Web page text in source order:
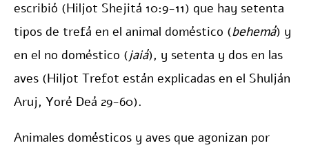
escribió (Hiljot Shejitá 10:9-11) que hay setenta
tipos de trefá en el animal doméstico (behemá) y
en el no doméstico (jaiá), y setenta y dos en las
aves (Hiljot Trefot están explicadas en el Shulján
Aruj, Yoré Deá 29-60).
Animales domésticos y aves que agonizan por